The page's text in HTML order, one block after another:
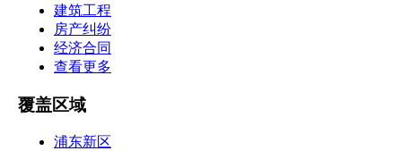
建筑工程
房产纠纷
经济合同
查看更多
覆盖区域
浦东新区